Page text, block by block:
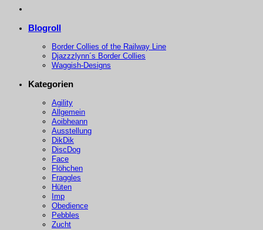
Blogroll
Border Collies of the Railway Line
Djazzzlynn´s Border Collies
Waggish-Designs
Kategorien
Agility
Allgemein
Aoibheann
Ausstellung
DikDik
DiscDog
Face
Flöhchen
Fraggles
Hüten
Imp
Obedience
Pebbles
Zucht